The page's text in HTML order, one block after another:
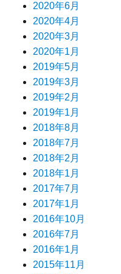
2020年6月
2020年4月
2020年3月
2020年1月
2019年5月
2019年3月
2019年2月
2019年1月
2018年8月
2018年7月
2018年2月
2018年1月
2017年7月
2017年1月
2016年10月
2016年7月
2016年1月
2015年11月